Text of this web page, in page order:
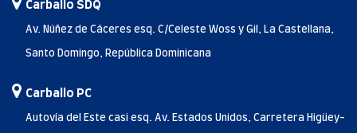
Carballo SDQ
Av. Núñez de Cáceres esq. C/Celeste Woss y Gil, La Castellana,
Santo Domingo, República Dominicana
Carballo PC
Autovía del Este casi esq. Av. Estados Unidos, Carretera Higüey-